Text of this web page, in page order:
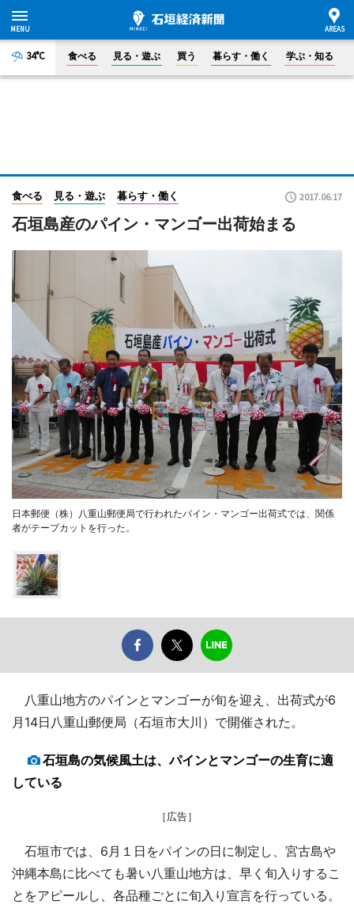
34°C 食べる 見る・遊ぶ 買う 暮らす・働く 学ぶ・知る
食べる 見る・遊ぶ 暮らす・働く 2017.06.17
石垣島産のパイン・マンゴー出荷始まる
日本郵便（株）八重山郵便局で行われたパイン・マンゴー出荷式では、関係
者がテープカットを行った。
八重山地方のパインとマンゴーが旬を迎え、出荷式が6
月14日八重山郵便局（石垣市大川）で開催された。
石垣島の気候風土は、パインとマンゴーの生育に適
している
［広告］
石垣市では、6月１日をパインの日に制定し、宮古島や
沖縄本島に比べても暑い八重山地方は、早く旬入りするこ
とをアピールし、各品種ごとに旬入り宣言を行っている。